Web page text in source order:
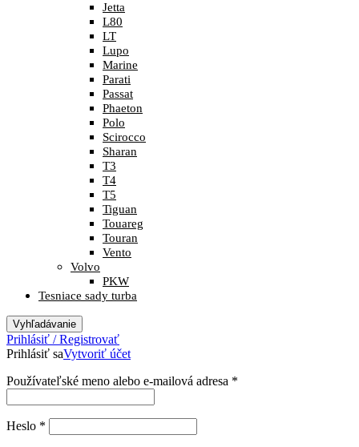
Jetta
L80
LT
Lupo
Marine
Parati
Passat
Phaeton
Polo
Scirocco
Sharan
T3
T4
T5
Tiguan
Touareg
Touran
Vento
Volvo
PKW
Tesniace sady turba
Vyhľadávanie
Prihlásiť / Registrovať
Prihlásiť saVytvoriť účet
Používateľské meno alebo e-mailová adresa *
Heslo *